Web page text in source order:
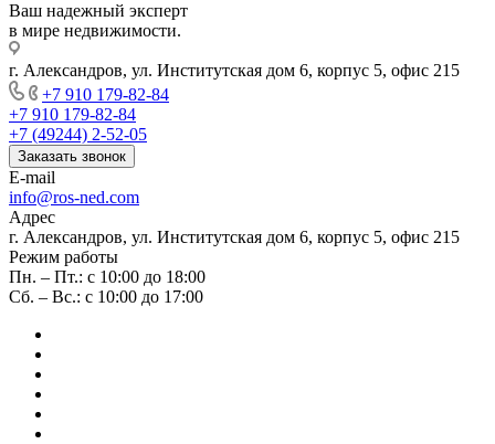
Ваш надежный эксперт
в мире недвижимости.
г. Александров, ул. Институтская дом 6, корпус 5, офис 215
+7 910 179-82-84
+7 910 179-82-84
+7 (49244) 2-52-05
Заказать звонок
E-mail
info@ros-ned.com
Адрес
г. Александров, ул. Институтская дом 6, корпус 5, офис 215
Режим работы
Пн. – Пт.: с 10:00 до 18:00
Сб. – Вс.: с 10:00 до 17:00